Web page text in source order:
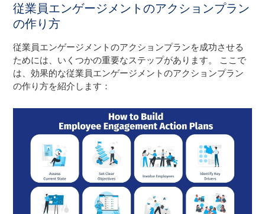
従業員エンゲージメントのアクションプラン
の作り方
従業員エンゲージメントのアクションプランを成功させる
ためには、いくつかの重要なステップがあります。 ここで
は、効果的な従業員エンゲージメントのアクションプラン
の作り方を紹介します：